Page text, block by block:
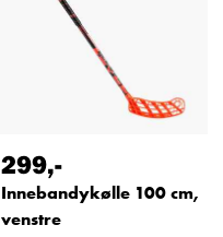
299,-
Innebandykølle 100 cm,
venstre